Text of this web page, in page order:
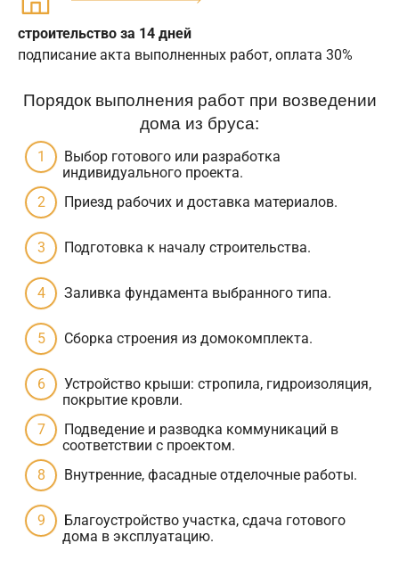
строительство за 14 дней
подписание акта выполненных работ, оплата 30%
Порядок выполнения работ при возведении
дома из бруса:
Выбор готового или разработка
индивидуального проекта.
Приезд рабочих и доставка материалов.
Подготовка к началу строительства.
Заливка фундамента выбранного типа.
Сборка строения из домокомплекта.
Устройство крыши: стропила, гидроизоляция,
покрытие кровли.
Подведение и разводка коммуникаций в
соответствии с проектом.
Внутренние, фасадные отделочные работы.
Благоустройство участка, сдача готового
дома в эксплуатацию.